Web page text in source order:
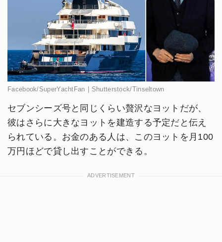
Facebook/SuperYachtFan | Shutterstock/Tinseltown
セブンシーズ号と同じくらい贅沢なヨットだが、
彼はさらに大きなヨットを建造する予定だと伝え
られている。お金のある人は、このヨットを月100
万円ほどで貸し出すことができる。